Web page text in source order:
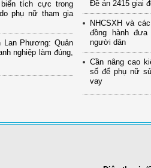
tích cực trong
phụ nữ tham gia
Lan Phương: Quản
nghiệp làm đúng,
Đề án 2415 giai
NHCSXH và
đồng hành
người dân
Cần nâng cao
số để phụ nữ
vay